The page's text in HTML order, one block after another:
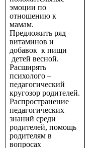
эмоции по
отношению к
мамам.
Предложить ряд
витаминов и
добавок к пищи
детей весной.
Расширять
психолого –
педагогический
кругозор родителей.
Распространение
педагогических
знаний среди
родителей, помощь
родителям в
вопросах